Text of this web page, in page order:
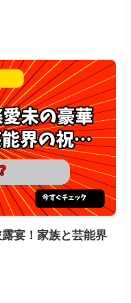
宴！家族と芸能界